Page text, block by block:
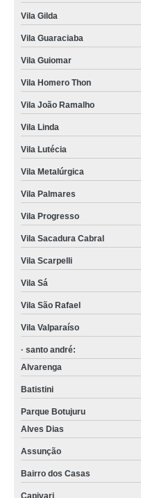
Vila Gilda
Vila Guaraciaba
Vila Guiomar
Vila Homero Thon
Vila João Ramalho
Vila Linda
Vila Lutécia
Vila Metalúrgica
Vila Palmares
Vila Progresso
Vila Sacadura Cabral
Vila Scarpelli
Vila Sá
Vila São Rafael
Vila Valparaíso
· santo andré:
Alvarenga
Batistini
Parque Botujuru
Alves Dias
Assunção
Bairro dos Casas
Capivari